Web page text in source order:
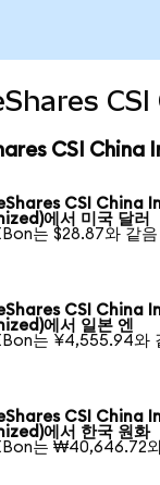
CSI
CSI China
CSI China
에서 미국 달러
는 $28.87와 같음
CSI China
에서 일본 엔
는 ¥4,555.94와
CSI China
에서 한국 원화
는 ₩40,646.72